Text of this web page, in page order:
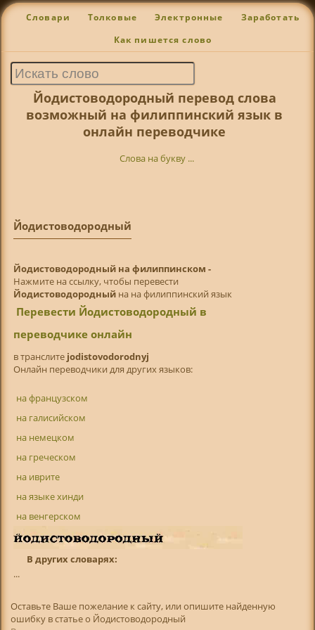
Словари Толковые Электронные Заработать
Как пишется слово
Йодистоводородный перевод слова
возможный на филиппинский язык в
онлайн переводчике
Слова на букву ...
Йодистоводородный
Йодистоводородный на филиппинском -
Нажмите на ссылку, чтобы перевести
Йодистоводородныйна на филиппинский язык
Перевести Йодистоводородный в
переводчике онлайн
в транслитe jodistovodorodnyj
Онлайн переводчики для других языков:
на французском
на галисийском
на немецком
на греческом
на иврите
на языке хинди
на венгерском
В других словарях:
...
Оставьте Ваше пожелание к сайту, или опишите найденную
ошибку в статье о Йодистоводородный